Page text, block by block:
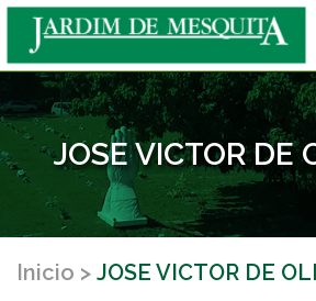
JOSE VICTOR DE
Inicio JOSE VICTOR DE